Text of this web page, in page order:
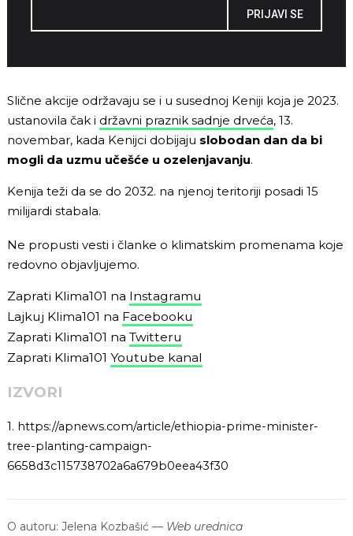
PRIJAVI SE
Slične akcije održavaju se i u susednoj Keniji koja je 2023.
ustanovila čak i državni praznik sadnje drveća, 13.
novembar, kada Kenijci dobijaju slobodan dan da bi
mogli da uzmu učešće u ozelenjavanju.
Kenija teži da se do 2032. na njenoj teritoriji posadi 15
milijardi stabala.
Ne propusti vesti i članke o klimatskim promenama koje
redovno objavljujemo.
Zaprati Klima101 na Instagramu
Lajkuj Klima101 na Facebooku
Zaprati Klima101 na Twitteru
Zaprati Klima101 Youtube kanal
IZVORI
1. https://apnews.com/article/ethiopia-prime-minister-
tree-planting-campaign-
6658d3c115738702a6a679b0eea43f30
O autoru: Jelena Kozbašić — Web urednica